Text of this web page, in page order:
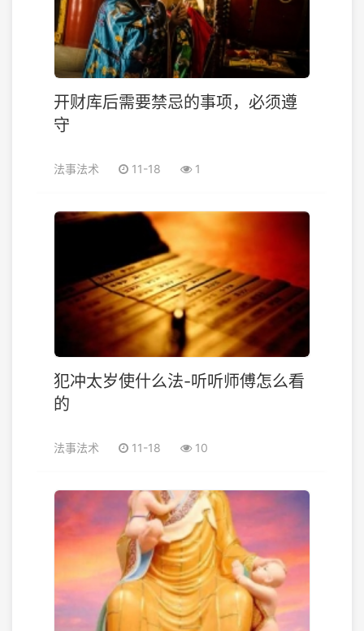
开财库后需要禁忌的事项，必须遵
守
法事法术 11-18 1
犯冲太岁使什么法-听听师傅怎么看
的
法事法术 11-18 10